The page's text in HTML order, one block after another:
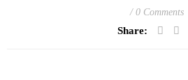
0 Comments
Share: